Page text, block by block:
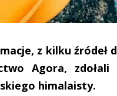
z kilku źródeł
Agora, zdołali
himalaisty.